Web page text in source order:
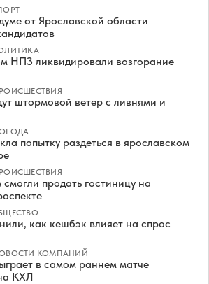
от Ярославской области
НПЗ ликвидировали возгорание
штормовой ветер с ливнями и
попытку раздеться в ярославском
продать гостиницу на
как кешбэк влияет на спрос
КОМПАНИЙ
в самом раннем матче
КХЛ